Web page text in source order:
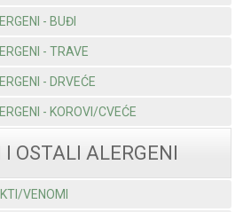
- BUĐI
- TRAVE
- DRVEĆE
- KOROVI/CVEĆE
OSTALI ALERGENI
VENOMI